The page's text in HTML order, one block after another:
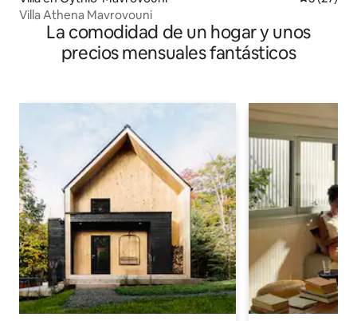
Villa Athena Mavrovouni
La comodidad de un hogar y unos
precios mensuales fantásticos